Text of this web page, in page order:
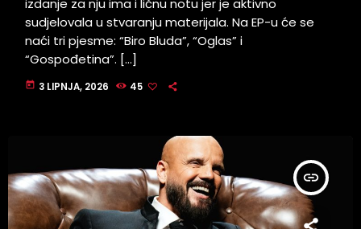
izdanje za nju ima i ličnu notu jer je aktivno
sudjelovala u stvaranju materijala. Na EP-u će se
naći tri pjesme: “Biro Bluda”, “Oglas” i
“Gospođetina”. […]
today 3 LIPNJA, 2026 45
insert_link